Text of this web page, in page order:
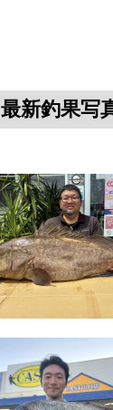
最新釣果写